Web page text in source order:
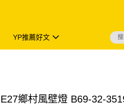
YP推薦好文
E27鄉村風壁燈 B69-32-